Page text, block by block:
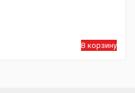
В корзину